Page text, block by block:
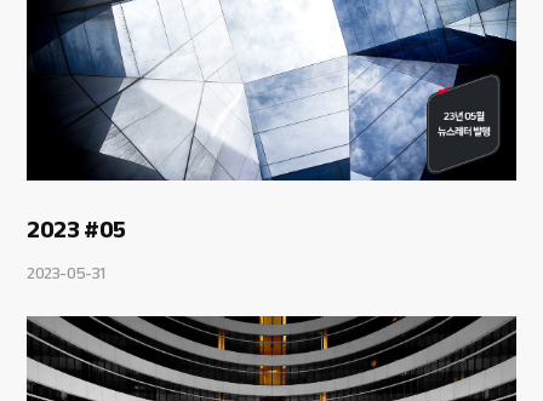
2023 #05
2023-05-31